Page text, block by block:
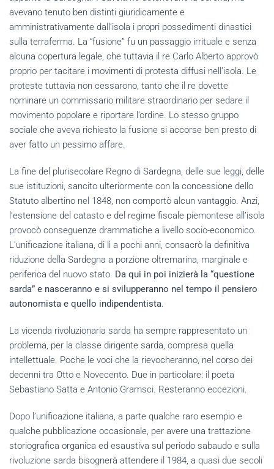
avevano tenuto ben distinti giuridicamente e
amministrativamente dall’isola i propri possedimenti dinastici
sulla terraferma. La “fusione” fu un passaggio irrituale e senza
alcuna copertura legale, che tuttavia il re Carlo Alberto approvò
proprio per tacitare i movimenti di protesta diffusi nell’isola. Le
proteste tuttavia non cessarono, tanto che il re dovette
nominare un commissario militare straordinario per sedare il
movimento popolare e riportare l’ordine. Lo stesso gruppo
sociale che aveva richiesto la fusione si accorse ben presto di
aver fatto un pessimo affare.
La fine del plurisecolare Regno di Sardegna, delle sue leggi, delle
sue istituzioni, sancito ulteriormente con la concessione dello
Statuto albertino nel 1848, non comportò alcun vantaggio. Anzi,
l’estensione del catasto e del regime fiscale piemontese all’isola
provocò conseguenze drammatiche a livello socio-economico.
L’unificazione italiana, di lì a pochi anni, consacrò la definitiva
riduzione della Sardegna a porzione oltremarina, marginale e
periferica del nuovo stato. Da qui in poi inizierà la “questione
sarda” e nasceranno e si svilupperanno nel tempo il pensiero
autonomista e quello indipendentista.
La vicenda rivoluzionaria sarda ha sempre rappresentato un
problema, per la classe dirigente sarda, compresa quella
intellettuale. Poche le voci che la rievocheranno, nel corso dei
decenni tra Otto e Novecento. Due in particolare: il poeta
Sebastiano Satta e Antonio Gramsci. Resteranno eccezioni.
Dopo l’unificazione italiana, a parte qualche raro esempio e
qualche pubblicazione occasionale, per avere una trattazione
storiografica organica ed esaustiva sul periodo sabaudo e sulla
rivoluzione sarda bisognerà attendere il 1984, a quasi due secoli